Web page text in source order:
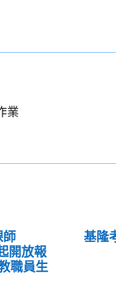
業
師
開放報
職員生
基隆